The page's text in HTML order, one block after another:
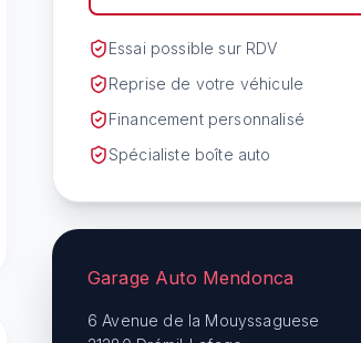
Essai possible sur RDV
Reprise de votre véhicule
Financement personnalisé
Spécialiste boîte auto
Garage Auto Mendonca
6 Avenue de la Mouyssaguese